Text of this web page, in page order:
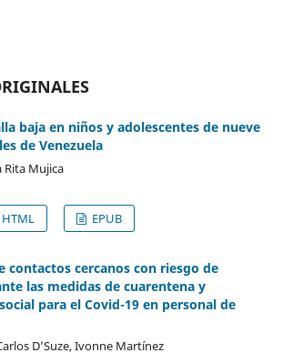
baja en niños y adolescentes de nueve
de Venezuela
Rita Mujica
HTML EPUB
contactos cercanos con riesgo de
las medidas de cuarentena y
para el Covid-19 en personal de
D’Suze, Ivonne Martínez